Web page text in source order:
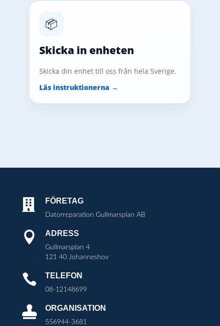
📦
Skicka in enheten
Skicka din enhet till oss från hela Sverige.
Läs instruktionerna →
 FÖRETAG
Datorreparation Gullmarsplan AB
 ADRESS
Gullmarsplan 4
121 40 Johanneshov
 TELEFON
08-12148699
 ORGANISATION
556944-3681